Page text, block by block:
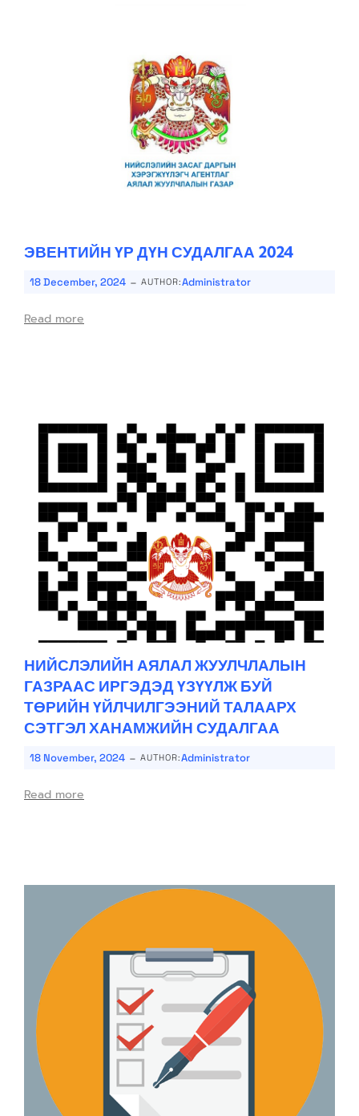
ЭВЕНТИЙН ҮР ДҮН СУДАЛГАА 2024
18 December, 2024 - AUTHOR:Administrator
Read more
НИЙСЛЭЛИЙН АЯЛАЛ ЖУУЛЧЛАЛЫН
ГАЗРААС ИРГЭДЭД ҮЗҮҮЛЖ БУЙ
ТӨРИЙН ҮЙЛЧИЛГЭЭНИЙ ТАЛААРХ
СЭТГЭЛ ХАНАМЖИЙН СУДАЛГАА
18 November, 2024 - AUTHOR:Administrator
Read more